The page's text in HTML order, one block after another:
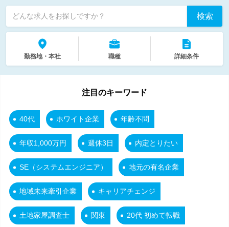
どんな求人をお探しですか？ 検索
勤務地・本社 職種 詳細条件
注目のキーワード
40代 ホワイト企業 年齢不問
年収1,000万円 週休3日 内定とりたい
SE（システムエンジニア） 地元の有名企業
地域未来牽引企業 キャリアチェンジ
土地家屋調査士 関東 20代 初めて転職